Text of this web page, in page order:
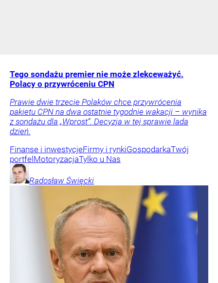
Tego sondażu premier nie może zlekceważyć.
Polacy o przywróceniu CPN
Prawie dwie trzecie Polaków chce przywrócenia
pakietu CPN na dwa ostatnie tygodnie wakacji – wynika
z sondażu dla „Wprost”. Decyzja w tej sprawie lada
dzień.
Finanse i inwestycjeFirmy i rynkiGospodarkaTwój
portfel MotoryzacjaTylko u Nas
Radosław Święcki